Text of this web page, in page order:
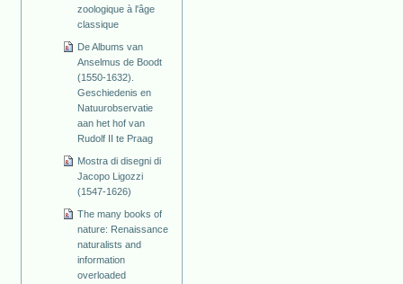
zoologique à l'âge
classique
De Albums van
Anselmus de Boodt
(1550-1632).
Geschiedenis en
Natuurobservatie
aan het hof van
Rudolf II te Praag
Mostra di disegni di
Jacopo Ligozzi
(1547-1626)
The many books of
nature: Renaissance
naturalists and
information
overloaded